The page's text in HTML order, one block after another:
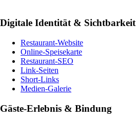
Digitale Identität & Sichtbarkeit
Restaurant-Website
Online-Speisekarte
Restaurant-SEO
Link-Seiten
Short-Links
Medien-Galerie
Gäste-Erlebnis & Bindung